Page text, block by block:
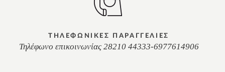
ΤΗΛΕΦΩΝΙΚΕΣ ΠΑΡΑΓΓΕΛΙΕΣ
Τηλέφωνο επικοινωνίας 28210 44333-6977614906